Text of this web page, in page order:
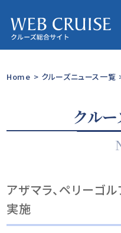
Home > クルーズニュース一覧
クル
アザマラ、ペリーゴ
実施